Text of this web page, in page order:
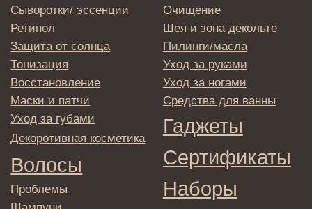
© 2025 Institute Store